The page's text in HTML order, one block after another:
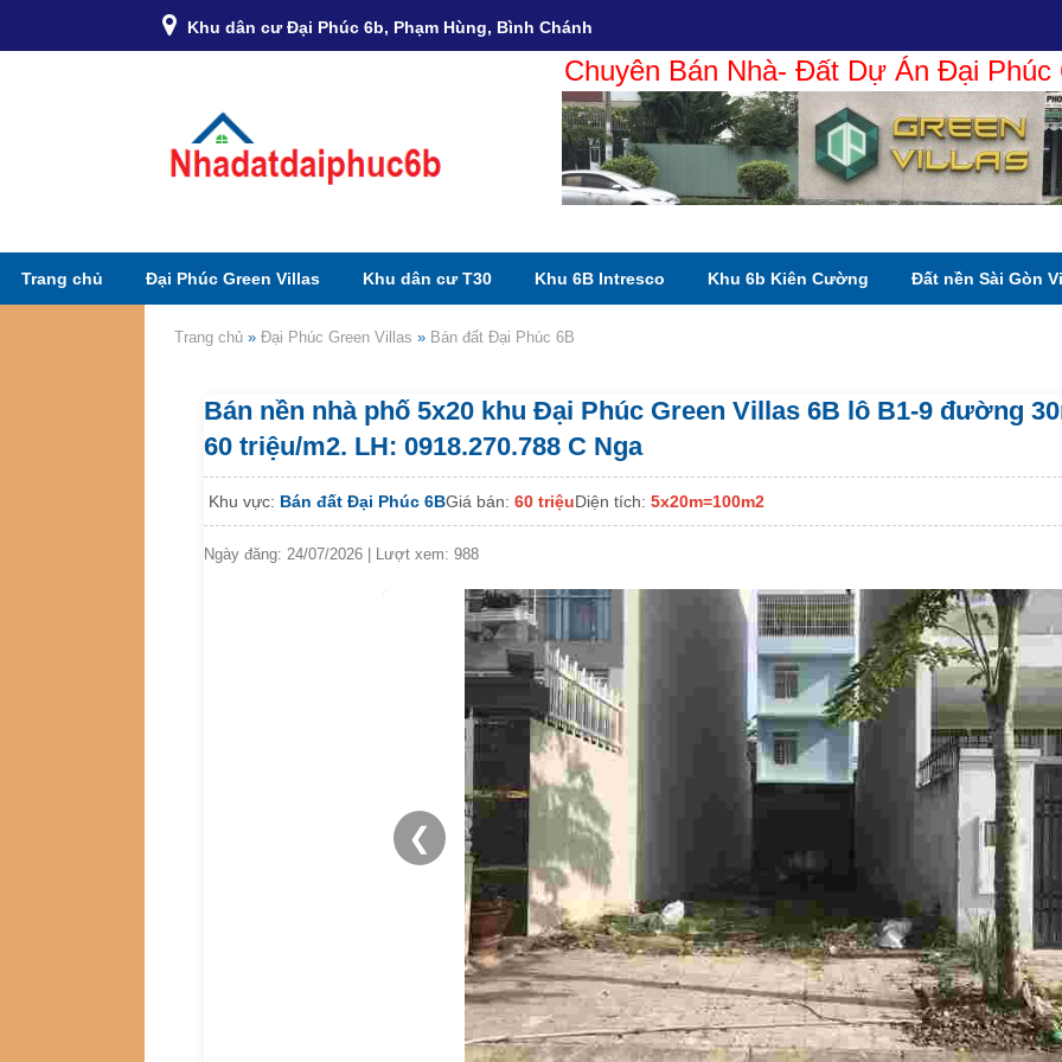
Khu dân cư Đại Phúc 6b, Phạm Hùng, Bình Chánh
Chuyên Bán Nhà- Đất Dự Án Đại
Trang chủ Đại Phúc Green Villas Khu dân cư T30 Khu 6B Intresco Khu 6b Kiên Cường Đất nền Sài Gòn
Trang chủ » Đại Phúc Green Villas » Bán đất Đại Phúc 6B
Bán nền nhà phố 5x20 khu Đại Phúc Green Villas 6B lô B1-9 đường
60 triệu/m2. LH: 0918.270.788 C Nga
Khu vực: Bán đất Đại Phúc 6BGiá bán: 60 triệuDiện tích: 5x20m=100m2
Ngày đăng: 24/07/2026 | Lượt xem: 988
❮